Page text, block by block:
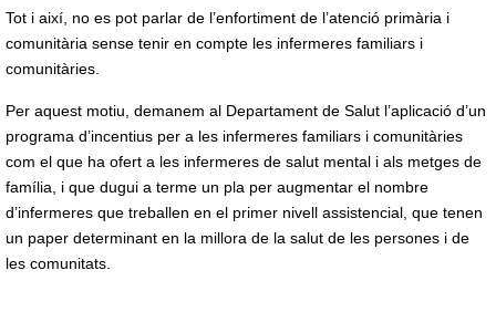
Tot i així, no es pot parlar de l’enfortiment de l’atenció primària i
comunitària sense tenir en compte les infermeres familiars i
comunitàries.
Per aquest motiu, demanem al Departament de Salut l’aplicació d’un
programa d’incentius per a les infermeres familiars i comunitàries
com el que ha ofert a les infermeres de salut mental i als metges de
família, i que dugui a terme un pla per augmentar el nombre
d’infermeres que treballen en el primer nivell assistencial, que tenen
un paper determinant en la millora de la salut de les persones i de
les comunitats.